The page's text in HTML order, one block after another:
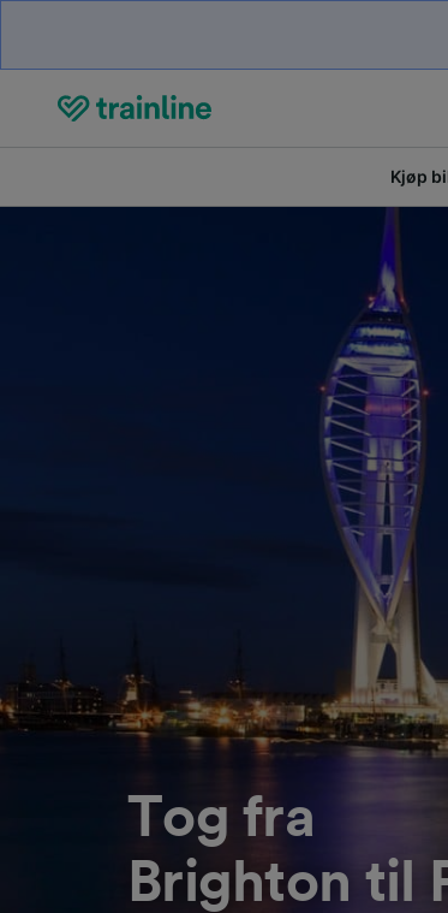
Kjøp
Tog fra
Brighton til